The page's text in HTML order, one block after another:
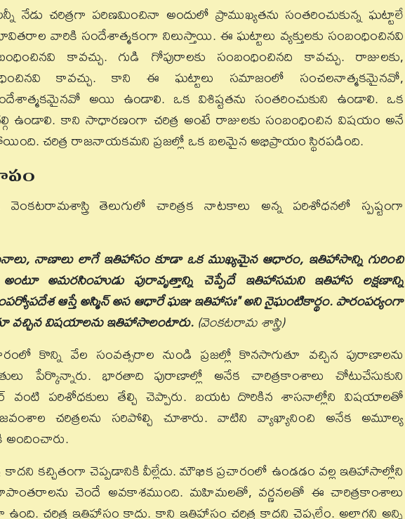
నేడు చరిత్రగా పరిణమించినా అందులో ప్రాముఖ్యతను సంతరించుకున్న ఘట్టాలే
వారికి సందేశాత్మకంగా నిలుస్తాయి. ఈ ఘట్టాలు వ్యక్తులకు సంబంధించినవి
కావచ్చు. గుడి గోపురాలకు సంబంధించినది కావచ్చు. రాజులకు,
కావచ్చు. కాని ఈ ఘట్టాలు సమాజంలో సంచలనాత్మకమైనవో,
అయి ఉండాలి. ఒక విశిష్టతను సంతరించుకుని ఉండాలి. ఒక
ఉండాలి. కాని సాధారణంగా చరిత్ర అంటే రాజులకు సంబంధించిన విషయం అనే
చరిత్ర రాజనాయకమని ప్రజల్లో ఒక బలమైన అభిప్రాయం స్థిరపడింది.
వెంకటరామశాస్త్రి తెలుగులో చారిత్రక నాటకాలు అన్న పరిశోధనలో స్పష్టంగా
, నాణాలు లాగే ఇతిహాసం కూడా ఒక ముఖ్యమైన ఆధారం, ఇతిహాసాన్ని గురించి
అమరసింహుడు పురావృత్తాన్ని చెప్పేదే ఇతిహాసమని ఇతిహాస లక్షణాన్ని
ఆస్తే అస్మిన్ అస ఆధారే ఘఞ ఇతిహాసః" అని నైఘంటికార్థం. పారంపర్యంగా
వచ్చిన విషయాలను ఇతిహాసాలంటారు.(వెంకటరామ శాస్త్రి)
కొన్ని వేల సంవత్సరాల నుండి ప్రజల్లో కొనసాగుతూ వచ్చిన పురాణాలను
పేర్కొన్నారు. భారతాది పురాణాల్లో అనేక చారిత్రకాంశాలు చోటుచేసుకుని
వంటి పరిశోధకులు తేల్చి చెప్పారు. బయట దొరికిన శాసనాల్లోని విషయాలతో
చరిత్రలను సరిపోల్చి చూశారు. వాటిని వ్యాఖ్యానించి అనేక అమూల్య
కాదని కచ్చితంగా చెప్పడానికి వీల్లేదు. మౌఖిక ప్రచారంలో ఉండడం వల్ల ఇతిహాసాల్లోని
చెందే అవకాశముంది. మహిమలతో, వర్ణనలతో ఈ చారిత్రకాంశాలు
చరిత్ర ఇతిహాసం కాదు. కాని ఇతిహాసం చరిత్ర కాదని చెప్పలేం. అలాగని అన్ని